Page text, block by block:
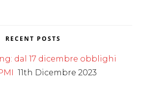
RECENT POSTS
dal 17 dicembre obblighi
11th Dicembre 2023